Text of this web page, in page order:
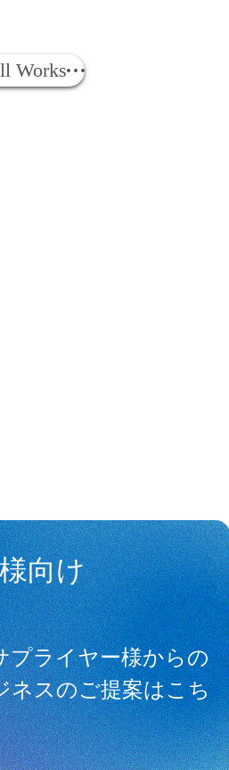
Works
向け
プライヤー様からの
ネスのご提案はこち